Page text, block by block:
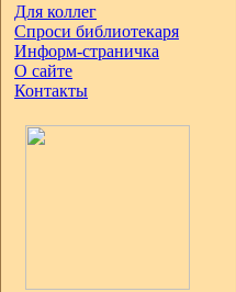
Для коллег
Спроси библиотекаря
Информ-страничка
О сайте
Контакты